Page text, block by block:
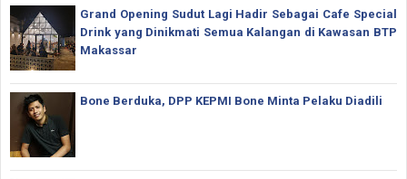
Grand Opening Sudut Lagi Hadir Sebagai Cafe Special
Drink yang Dinikmati Semua Kalangan di Kawasan BTP
Makassar
Bone Berduka, DPP KEPMI Bone Minta Pelaku Diadili